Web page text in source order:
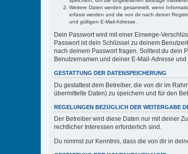
Weitere Daten werden gesammelt, wenn
erfasst werden und die von dir nach deiner
und gültigen E-Mail-Adresse.
Dein Passwort wird mit einer Einwege-
Passwort ist dein Schlüssel zu deinem
nach deinem Passwort fragen. Solltest du dein
Benutzernamen und deiner E-Mail-Adresse
GESTATTUNG DER DATENSPEICHERUNG
Du gestattest dem Betreiber, die von dir im
übermittelte Daten) zu speichern und für den
REGELUNGEN BEZÜGLICH DER WEITERGABE
Der Betreiber wird diese Daten nur mit deiner
rechtlicher Interessen erforderlich sind.
Du nimmst zur Kenntnis, dass die von dir in